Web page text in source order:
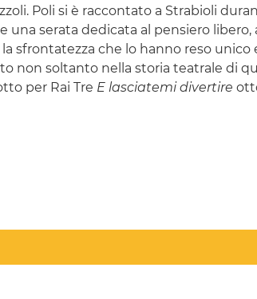
Poli si è raccontato a Strabioli
una serata dedicata al pensiero
sfrontatezza che lo hanno reso unico
non soltanto nella storia teatrale di
per Rai Tre E lasciatemi divertire